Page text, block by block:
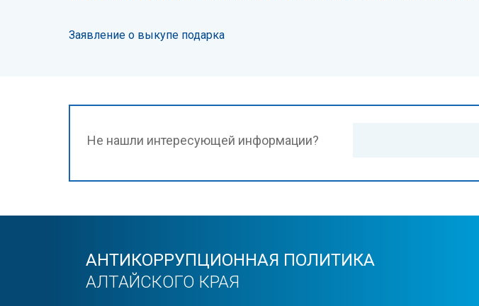
Заявление о выкупе подарка
Не нашли интересующей информации?
АНТИКОРРУПЦИОННАЯ ПОЛИТИКА
АЛТАЙСКОГО КРАЯ